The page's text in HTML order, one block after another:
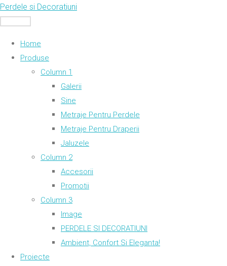
Skip
to
Perdele si Decoratiuni
Home
Produse
Column 1
Galerii
Sine
Metraje Pentru Perdele
Metraje Pentru Draperii
Jaluzele
Column 2
Accesorii
Promotii
Column 3
Image
PERDELE SI DECORATIUNI
Ambient, Confort Si Eleganta!
Proiecte